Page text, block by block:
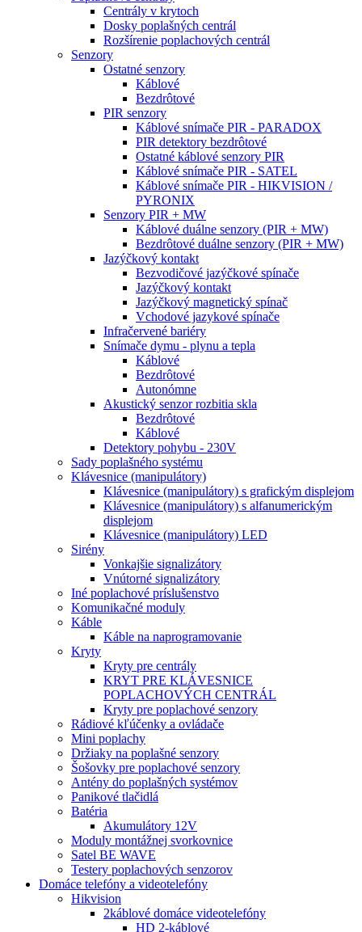
Centrály v krytoch
Dosky poplašných centrál
Rozšírenie poplachových centrál
Senzory
Ostatné senzory
Káblové
Bezdrôtové
PIR senzory
Káblové snímače PIR - PARADOX
PIR detektory bezdrôtové
Ostatné káblové senzory PIR
Káblové snímače PIR - SATEL
Káblové snímače PIR - HIKVISION /
PYRONIX
Senzory PIR + MW
Káblové duálne senzory (PIR + MW)
Bezdrôtové duálne senzory (PIR + MW)
Jazýčkový kontakt
Bezvodičové jazýčkové spínače
Jazýčkový kontakt
Jazýčkový magnetický spínač
Vchodové jazykové spínače
Infračervené bariéry
Snímače dymu - plynu a tepla
Káblové
Bezdrôtové
Autonómne
Akustický senzor rozbitia skla
Bezdrôtové
Káblové
Detektory pohybu - 230V
Sady poplašného systému
Klávesnice (manipulátory)
Klávesnice (manipulátory) s grafickým displejom
Klávesnice (manipulátory) s alfanumerickým
displejom
Klávesnice (manipulátory) LED
Sirény
Vonkajšie signalizátory
Vnútorné signalizátory
Iné poplachové príslušenstvo
Komunikačné moduly
Káble
Káble na naprogramovanie
Kryty
Kryty pre centrály
KRYT PRE KLÁVESNICE
POPLACHOVÝCH CENTRÁL
Kryty pre poplachové senzory
Rádiové kľúčenky a ovládače
Mini poplachy
Držiaky na poplašné senzory
Šošovky pre poplachové senzory
Antény do poplašných systémov
Panikové tlačidlá
Batéria
Akumulátory 12V
Moduly montážnej svorkovnice
Satel BE WAVE
Testery poplachových senzorov
Domáce telefóny a videotelefóny
Hikvision
2káblové domáce videotelefóny
HD 2-káblové